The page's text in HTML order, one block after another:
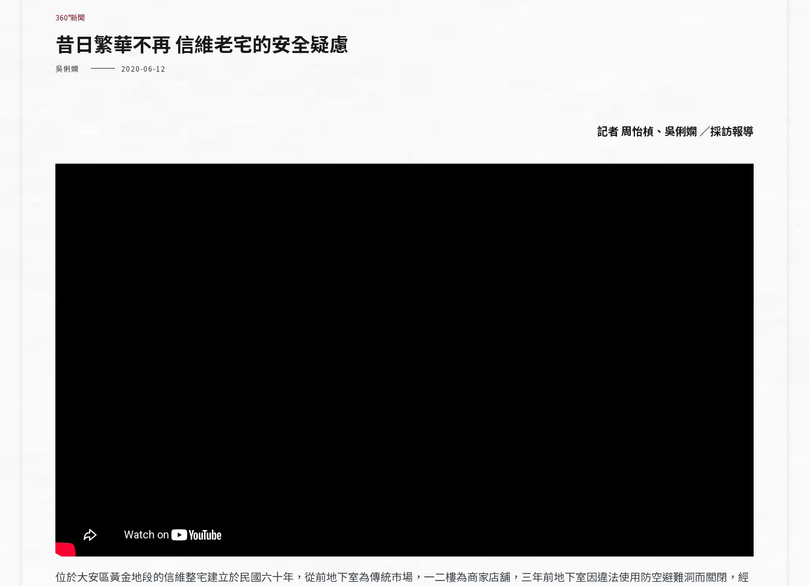
360°新聞
昔日繁華不再 信維老宅的安全疑慮
吳俐嫻 2020-06-12
記者 周怡楨、吳俐嫻 ／採訪報導
位於大安區黃金地段的信維整宅建立於民國六十年，從前地下室為傳統市場，一二樓為商家店舖，三年前地下室因違法使用防空避難洞而關閉，經